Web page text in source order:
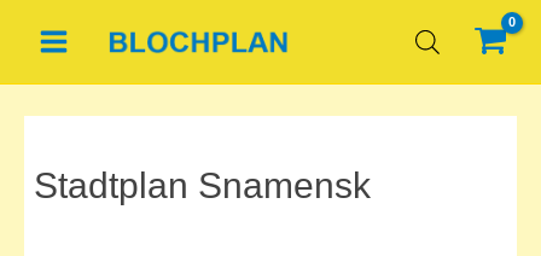
Inhalt
springen
Stadtplan Snamensk